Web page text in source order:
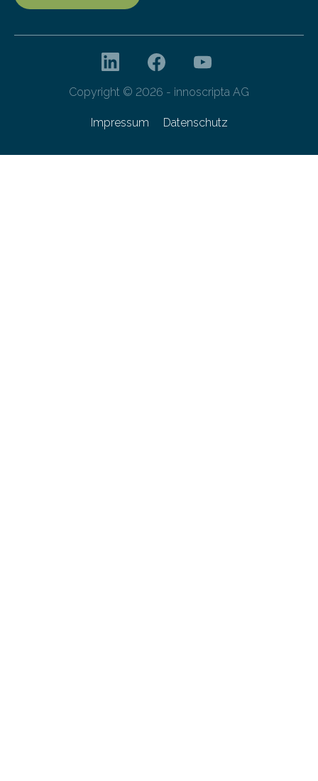
Copyright © 2026 - innoscripta AG
Impressum Datenschutz